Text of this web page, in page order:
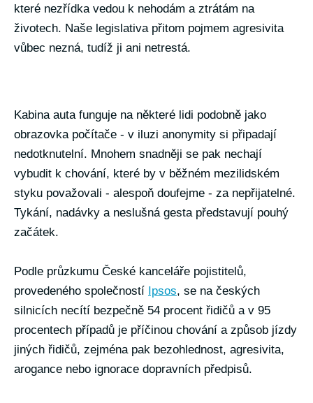
které nezřídka vedou k nehodám a ztrátám na
životech. Naše legislativa přitom pojmem agresivita
vůbec nezná, tudíž ji ani netrestá.
Kabina auta funguje na některé lidi podobně jako
obrazovka počítače - v iluzi anonymity si připadají
nedotknutelní. Mnohem snadněji se pak nechají
vybudit k chování, které by v běžném mezilidském
styku považovali - alespoň doufejme - za nepřijatelné.
Tykání, nadávky a neslušná gesta představují pouhý
začátek.
Podle průzkumu České kanceláře pojistitelů,
provedeného společností Ipsos, se na českých
silnicích necítí bezpečně 54 procent řidičů a v 95
procentech případů je příčinou chování a způsob jízdy
jiných řidičů, zejména pak bezohlednost, agresivita,
arogance nebo ignorace dopravních předpisů.